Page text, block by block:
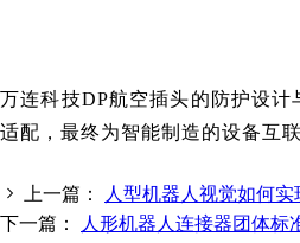
万连科技DP航空插头的防护设
适配，最终为智能制造的设备互
上一篇：
人型机器人视觉如何
下一篇：
人形机器人连接器团体